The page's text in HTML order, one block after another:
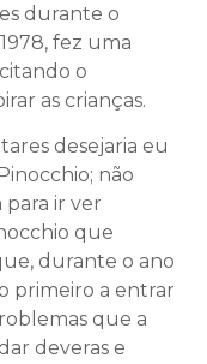
durante o
fez uma
o
as crianças.
desejaria eu
não
para ir ver
que
durante o ano
primeiro a entrar
que a
deveras e